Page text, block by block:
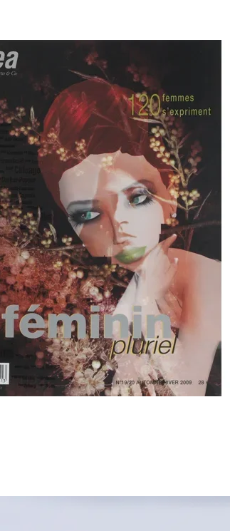
Area revue n° 19/20 – Féminin Pluriel